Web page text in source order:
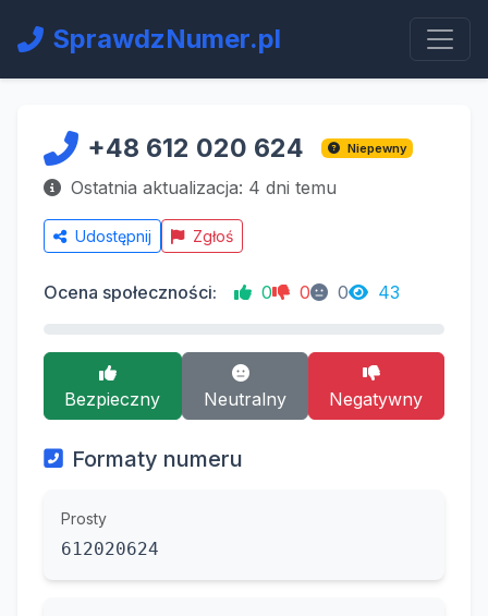
SprawdzNumer.pl
+48 612 020 624 Niepewny
Ostatnia aktualizacja: 4 dni temu
Udostępnij Zgłoś
Ocena społeczności: 0 0 0 43
Bezpieczny Neutralny Negatywny
Formaty numeru
Prosty
612020624